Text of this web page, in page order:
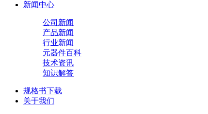
新闻中心
公司新闻
产品新闻
行业新闻
元器件百科
技术资讯
知识解答
规格书下载
关于我们